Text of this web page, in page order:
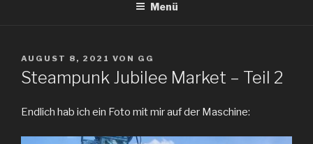
Menü
VERÖFFENTLICHT
AM
AUGUST 8, 2021 VON GG
Steampunk Jubilee Market – Teil 2
Endlich hab ich ein Foto mit mir auf der Maschine: